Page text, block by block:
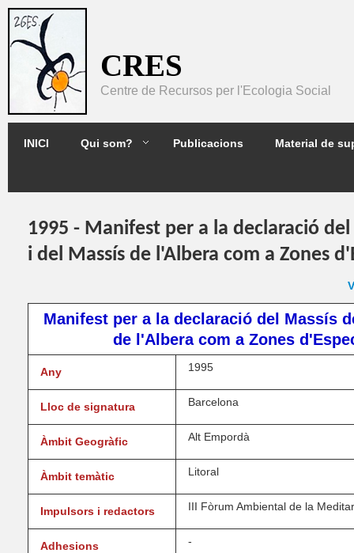
Pasar al contenido principal
CRES
Centre de Recursos per l'Ecologia Social
INICI Qui som? Publicacions Material de
1995 - Manifest per a la declaració
i del Massís de l'Albera com a Zones
Manifest per a la declaració del Massís
de l'Albera com a Zones
Any 1995
Lloc de signatura Barcelona
Àmbit Geogràfic Alt Empordà
Àmbit temàtic Litoral
Impulsors i redactors III Fòrum Ambiental de la
Adhesions -